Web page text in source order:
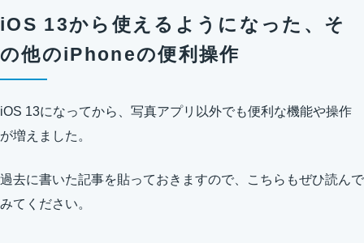
iOS 13から使えるようになった、そ
の他のiPhoneの便利操作
iOS 13になってから、写真アプリ以外でも便利な機能や操作
が増えました。
過去に書いた記事を貼っておきますので、こちらもぜひ読んで
みてください。